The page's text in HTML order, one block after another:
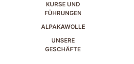
KURSE UND
FÜHRUNGEN
ALPAKAWOLLE
UNSERE
GESCHÄFTE